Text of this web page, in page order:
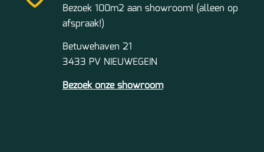
Bezoek 100m2 aan showroom! (alleen op
afspraak!)
Betuwehaven 21
3433 PV NIEUWEGEIN
Bezoek onze showroom